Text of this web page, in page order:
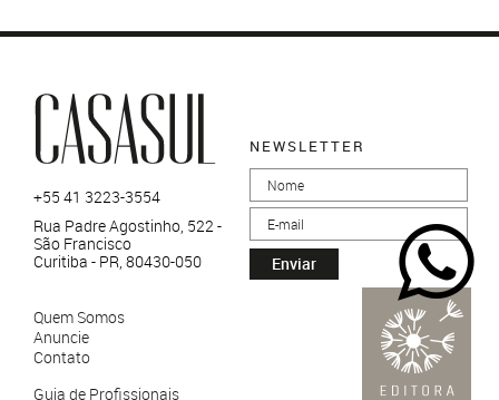
+55 41 3223-3554
Rua Padre Agostinho, 522 -
São Francisco
Curitiba - PR, 80430-050
Quem Somos
Anuncie
Contato
Guia de Profissionais
NEWSLETTER
Enviar